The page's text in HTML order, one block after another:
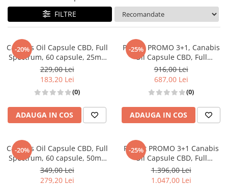
FILTRE
-20%
Canabis Oil Capsule CBD, Full
Spectrum, 60 capsule, 25mg
(1500mg)
229,00 Lei
183,20 Lei
(0)
ADAUGA IN COS
-25%
Pachet PROMO 3+1, Canabis
Oil Capsule CBD, Full
Spectrum, 60 capsule, 25mg
(1500mg)
916,00 Lei
687,00 Lei
(0)
ADAUGA IN COS
-20%
Canabis Oil Capsule CBD, Full
Spectrum, 60 capsule, 50mg
(3000mg)
349,00 Lei
279,20 Lei
-25%
Pachet PROMO 3+1 Canabis
Oil Capsule CBD, Full
Spectrum, 60 capsule, 50mg
(3000mg)
1.396,00 Lei
1.047,00 Lei